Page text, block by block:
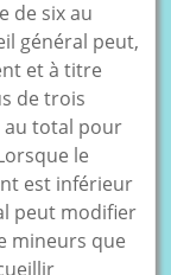
de six au
général peut,
et à titre
de trois
au total pour
le
est inférieur
peut modifier
mineurs que